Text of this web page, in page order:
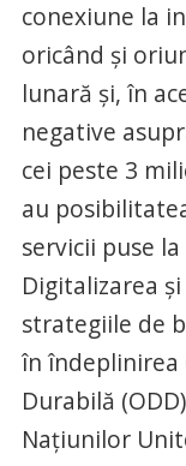
conexiune la
oricând şi
lunară şi, în
negative
cei peste 3
au
servicii puse
Digitalizarea
strategiile de
în îndeplinirea
Durabilă
Naţiunilor